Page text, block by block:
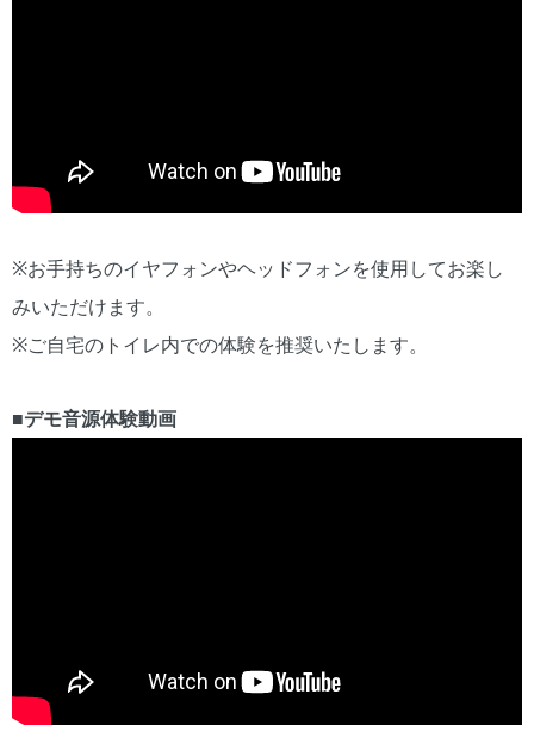
※お手持ちのイヤフォンやヘッドフォンを使用してお楽し
みいただけます。
※ご自宅のトイレ内での体験を推奨いたします。
■デモ音源体験動画